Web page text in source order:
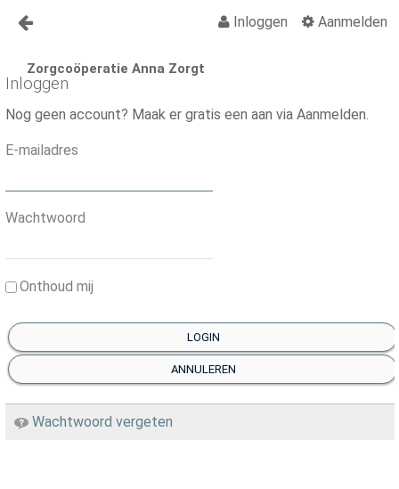
Inloggen Aanmelden
Zorgcoöperatie Anna Zorgt
Anna Zorgt
Over Anna
Nieuws
Vragen?
Activiteiten
Activiteiten Kalender
Organisatiegids
Zelfzorg
Inloggen
Nog geen account? Maak er gratis een aan via Aanmelden.
E-mailadres
Wachtwoord
Onthoud mij
LOGIN
ANNULEREN
Wachtwoord vergeten